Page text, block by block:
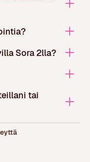
Sora 2lla?
tai